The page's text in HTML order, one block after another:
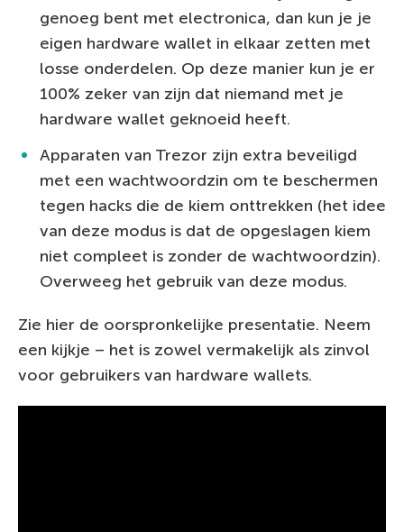
genoeg bent met electronica, dan kun je je
eigen hardware wallet in elkaar zetten met
losse onderdelen. Op deze manier kun je er
100% zeker van zijn dat niemand met je
hardware wallet geknoeid heeft.
Apparaten van Trezor zijn extra beveiligd
met een wachtwoordzin om te beschermen
tegen hacks die de kiem onttrekken (het idee
van deze modus is dat de opgeslagen kiem
niet compleet is zonder de wachtwoordzin).
Overweeg het gebruik van deze modus.
Zie hier de oorspronkelijke presentatie. Neem
een kijkje – het is zowel vermakelijk als zinvol
voor gebruikers van hardware wallets.